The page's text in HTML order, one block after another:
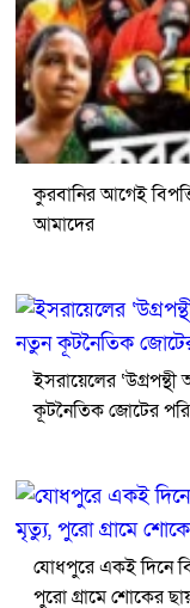
কুরবানির আগেই
আমাদের
ইসরায়েলের
কূটনৈতিক জোটের
যোধপুরে একই দিনে
পুরো গ্রামে শোকের